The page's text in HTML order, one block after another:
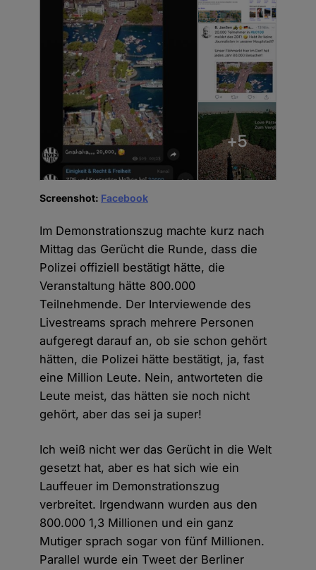
Screenshot: Facebook
Im Demonstrationszug machte kurz nach
Mittag das Gerücht die Runde, dass die
Polizei offiziell bestätigt hätte, die
Veranstaltung hätte 800.000
Teilnehmende. Der Interviewende des
Livestreams sprach mehrere Personen
aufgeregt darauf an, ob sie schon gehört
hätten, die Polizei hätte bestätigt, ja, fast
eine Million Leute. Nein, antworteten die
Leute meist, das hätten sie noch nicht
gehört, aber das sei ja super!
Ich weiß nicht wer das Gerücht in die Welt
gesetzt hat, aber es hat sich wie ein
Lauffeuer im Demonstrationszug
verbreitet. Irgendwann wurden aus den
800.000 1,3 Millionen und ein ganz
Mutiger sprach sogar von fünf Millionen.
Parallel wurde ein Tweet der Berliner